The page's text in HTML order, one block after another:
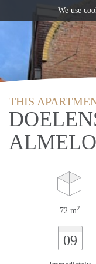
THIS
ALMELO
72 m2
09
We use